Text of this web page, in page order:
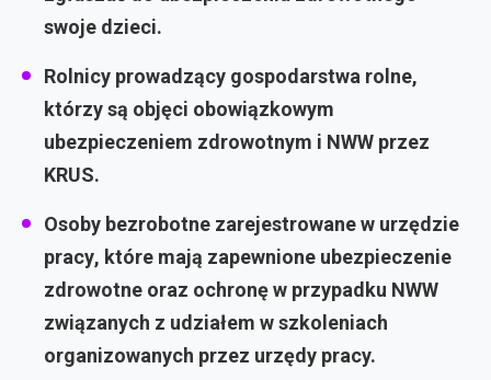
swoje dzieci.
Rolnicy prowadzący gospodarstwa rolne,
którzy są objęci obowiązkowym
ubezpieczeniem zdrowotnym i NWW przez
KRUS.
Osoby bezrobotne zarejestrowane w urzędzie
pracy, które mają zapewnione ubezpieczenie
zdrowotne oraz ochronę w przypadku NWW
związanych z udziałem w szkoleniach
organizowanych przez urzędy pracy.